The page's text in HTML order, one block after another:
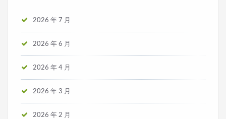
2026 年 7 月
2026 年 6 月
2026 年 4 月
2026 年 3 月
2026 年 2 月